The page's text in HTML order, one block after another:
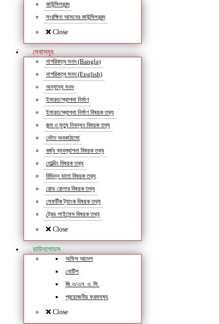
কাউন্সিলরবৃন্দ
সংরক্ষিত আসনের কাউন্সিলরবৃন্দ
Close
সেবাসমূহ
নাগরিকত্ব সনদ (Bangla)
নাগরিকত্ব সনদ (English)
অন্যান্য সনদ
ইমারত/স্থাপনা নির্মাণ
ইমারত/স্থাপনা নির্মাণ বিষয়ক তথ্য
জন্ম ও মৃত্যু নিবন্ধন বিষয়ক তথ্য
ভৌত অবকাঠামো
বর্জ্য ব্যবস্থাপনা বিষয়ক তথ্য
হোল্ডিং বিষয়ক তথ্য
বিভিন্ন ভাতা বিষয়ক তথ্য
রোড রোলার বিষয়ক তথ্য
সেফটিক ট্যাংক বিষয়ক তথ্য
ট্রেড লাইসেন্স বিষয়ক তথ্য
Close
ডাউনলোডস
অফিস আদেশ
নোটিশ
জি.ও/এন. ও. সি.
প্রয়োজনীয় ফরমসমূহ
Close